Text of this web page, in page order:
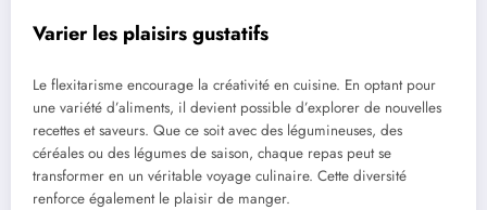
Varier les plaisirs gustatifs
Le flexitarisme encourage la créativité en cuisine. En optant pour
une variété d’aliments, il devient possible d’explorer de nouvelles
recettes et saveurs. Que ce soit avec des légumineuses, des
céréales ou des légumes de saison, chaque repas peut se
transformer en un véritable voyage culinaire. Cette diversité
renforce également le plaisir de manger.